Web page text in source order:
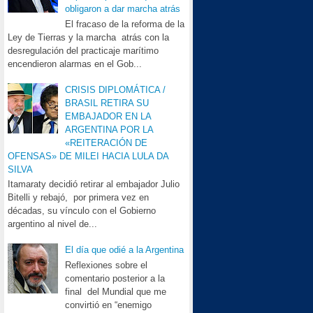
obligaron a dar marcha atrás
El fracaso de la reforma de la
Ley de Tierras y la marcha atrás con la
desregulación del practicaje marítimo
encendieron alarmas en el Gob...
CRISIS DIPLOMÁTICA /
BRASIL RETIRA SU
EMBAJADOR EN LA
ARGENTINA POR LA
«REITERACIÓN DE
OFENSAS» DE MILEI HACIA LULA DA
SILVA
Itamaraty decidió retirar al embajador Julio
Bitelli y rebajó, por primera vez en
décadas, su vínculo con el Gobierno
argentino al nivel de...
El día que odié a la Argentina
Reflexiones sobre el
comentario posterior a la
final del Mundial que me
convirtió en “enemigo